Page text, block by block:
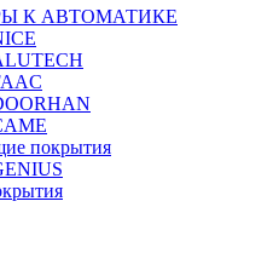
К АВТОМАТИКЕ
покрытия